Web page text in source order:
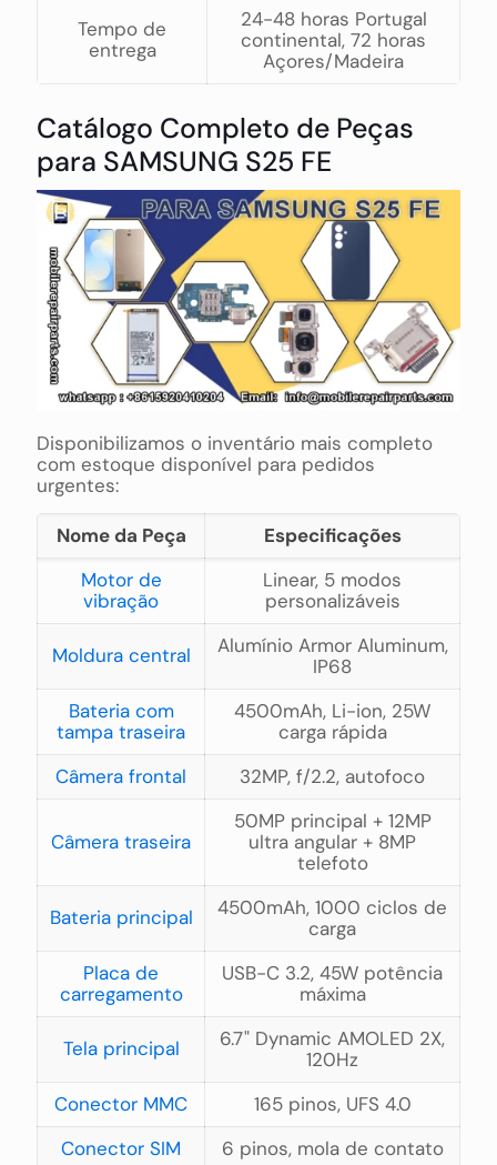
Tempo de
entrega
24-48 horas Portugal
continental, 72 horas
Açores/Madeira
Catálogo Completo de Peças
para SAMSUNG S25 FE
Disponibilizamos o inventário mais completo
com estoque disponível para pedidos
urgentes:
Nome da Peça
Especificações
Motor de
vibração
Linear, 5 modos
personalizáveis
Moldura central
Alumínio Armor Aluminum,
IP68
Bateria com
tampa traseira
4500mAh, Li-ion, 25W
carga rápida
Câmera frontal
32MP, f/2.2, autofoco
Câmera traseira
50MP principal + 12MP
ultra angular + 8MP
telefoto
Bateria principal
4500mAh, 1000 ciclos de
carga
Placa de
carregamento
USB-C 3.2, 45W potência
máxima
Tela principal
6.7" Dynamic AMOLED 2X,
120Hz
Conector MMC
165 pinos, UFS 4.0
Conector SIM
6 pinos, mola de contato